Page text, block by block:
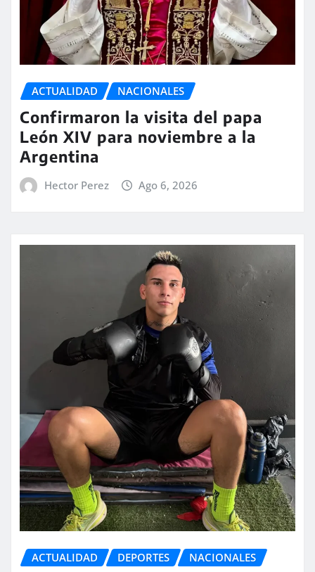
ACTUALIDAD NACIONALES
Confirmaron la visita del papa
León XIV para noviembre a la
Argentina
Hector Perez Ago 6, 2026
ACTUALIDAD DEPORTES NACIONALES